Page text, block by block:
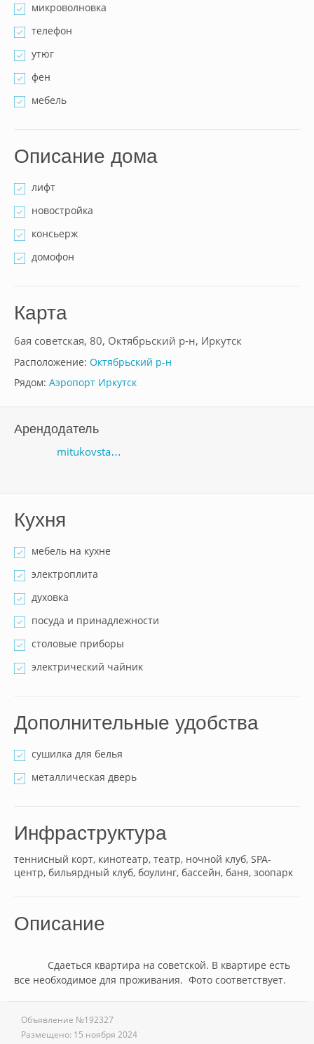
микроволновка
телефон
утюг
фен
мебель
Описание дома
лифт
новостройка
консьерж
домофон
Карта
6ая советская, 80, Октябрьский р-н, Иркутск
Расположение: Октябрьский р-н
Рядом: Аэропорт Иркутск
Арендодатель
mitukovsta…
Кухня
мебель на кухне
электроплита
духовка
посуда и принадлежности
столовые приборы
электрический чайник
Дополнительные удобства
сушилка для белья
металлическая дверь
Инфраструктура
теннисный корт, кинотеатр, театр, ночной клуб, SPA-
центр, бильярдный клуб, боулинг, бассейн, баня, зоопарк
Описание
Объявление №192327
Размещено: 15 ноября 2024